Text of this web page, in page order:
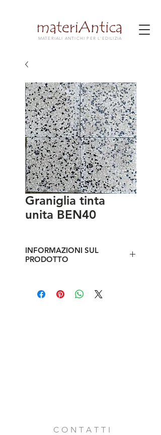
MATERIALI ANTICHI PER L'EDILIZIA
Graniglia tinta
unita BEN40
INFORMAZIONI SUL
PRODOTTO
Formato cm 20x20
Disponibilità pz 280
C O N T A T T I